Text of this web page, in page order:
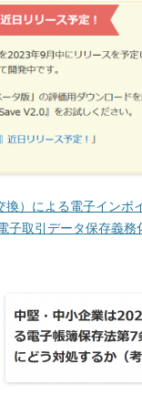
換）による電子イン
子取引データ保存義務